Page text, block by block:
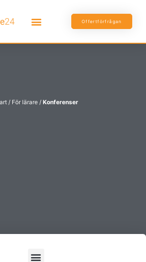
Offertförfrågan
/ För lärare / Konferenser